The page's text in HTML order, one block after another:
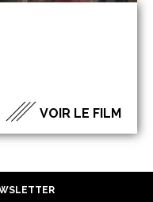
VOIR LE FILM